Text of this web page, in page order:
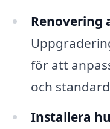
Renovering
för att
och
Installera